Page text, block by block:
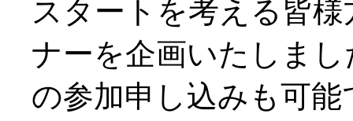
スタートを考える皆
ナーを企画いたしま
の参加申し込みも可